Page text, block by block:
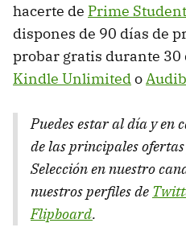
hacerte de Prime Student
dispones de 90 días de
probar gratis durante 30
Kindle Unlimitedo
Puedes estar al día y en
de las principales
Selección en nuestro
nuestros perfiles de
Flipboard.